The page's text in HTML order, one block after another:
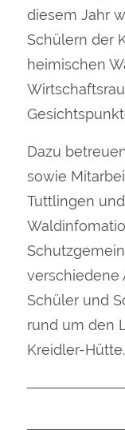
diesem Jahr
Schülern der
heimischen
Dazu
sowie
Tuttlingen
verschiedene
Schüler und
rund um den
Kreidler-Hütte.